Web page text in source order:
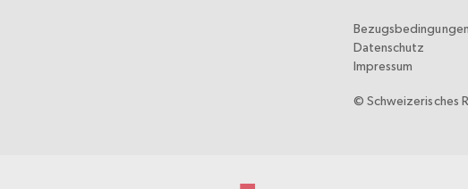
Bezugsbedingungen
Datenschutz
Impressum
© Schweizerisches